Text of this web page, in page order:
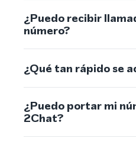
¿Puedo recibir
número?
¿Qué tan rápido se
¿Puedo portar mi
2Chat?